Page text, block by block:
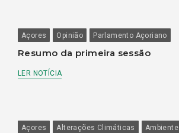
Açores Opinião Parlamento Açoriano
Resumo da primeira sessão
LER NOTÍCIA
Açores Alterações Climáticas Ambiente